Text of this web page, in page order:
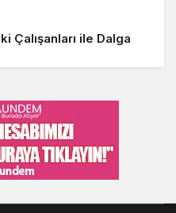
Çalışanları ile Dalga